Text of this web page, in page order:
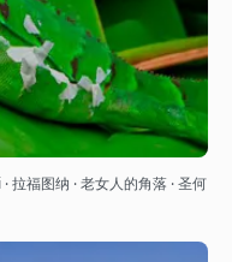
福图纳 · 老女人的角落 · 圣何